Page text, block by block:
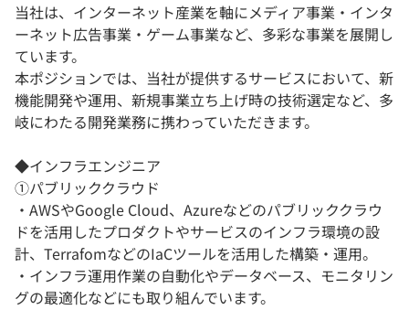
当社は、インターネット産業を軸にメディア事業・インタ
ーネット広告事業・ゲーム事業など、多彩な事業を展開し
ています。
本ポジションでは、当社が提供するサービスにおいて、新
機能開発や運用、新規事業立ち上げ時の技術選定など、多
岐にわたる開発業務に携わっていただきます。
◆インフラエンジニア
①パブリッククラウド
・AWSやGoogle Cloud、Azureなどのパブリッククラウ
ドを活用したプロダクトやサービスのインフラ環境の設
計、TerrafomなどのIaCツールを活用した構築・運用。
・インフラ運用作業の自動化やデータベース、モニタリン
グの最適化などにも取り組んでいます。